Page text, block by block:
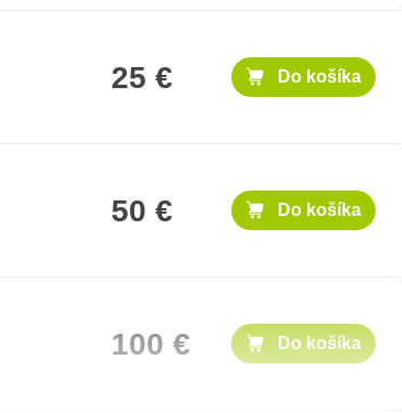
25 € Do košíka
50 € Do košíka
100 € Do košíka